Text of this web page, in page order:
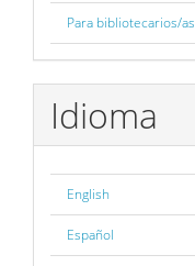
Para bibliotecarios/as
Idioma
English
Español